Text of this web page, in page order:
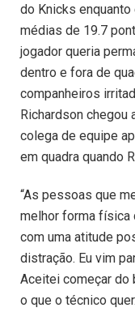
do Knicks
médias de 19.7
jogador queria
dentro e fora de
companheiros
Richardson chegou
colega de equipe
em quadra quando
“As pessoas que
melhor forma física
com uma atitude
distração. Eu vim
Aceitei começar do
o que o técnico